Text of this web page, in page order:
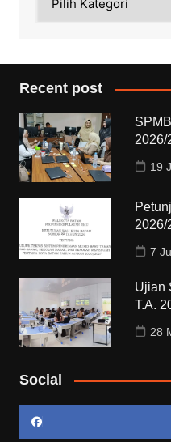
Recent post
2026/
19
2026/
7
Ujian
T.A.
28
Social